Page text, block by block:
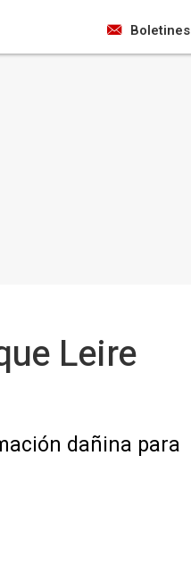
Boletines
Leire
dañina para